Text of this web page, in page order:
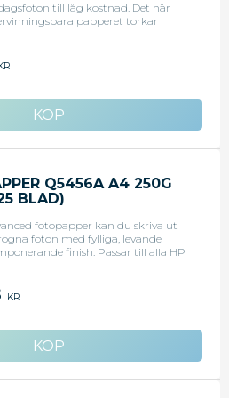
till låg kostnad. Det här
papperet torkar
- Skriv ut fotoprojekt på
fotopapper - Välj ett FSC-
Q5456A A4 250G
BLAD)
fotopapper kan du skriva ut
foton med fylliga, levande
finish. Passar till alla HP
HP Vivera-bläck.
KR